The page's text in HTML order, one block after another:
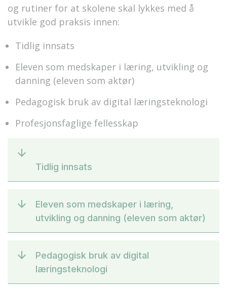
og rutiner for at skolene skal lykkes med å
utvikle god praksis innen:
Tidlig innsats
Eleven som medskaper i læring, utvikling og
danning (eleven som aktør)
Pedagogisk bruk av digital læringsteknologi
Profesjonsfaglige fellesskap
Tidlig innsats
Eleven som medskaper i læring,
utvikling og danning (eleven som aktør)
Pedagogisk bruk av digital
læringsteknologi